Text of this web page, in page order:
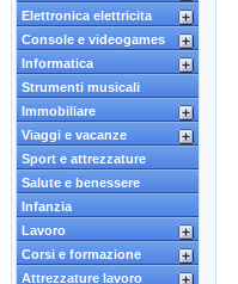
Elettronica elettricita
Console e videogames
Informatica
Strumenti musicali
Immobiliare
Viaggi e vacanze
Sport e attrezzature
Salute e benessere
Infanzia
Lavoro
Corsi e formazione
Attrezzature lavoro